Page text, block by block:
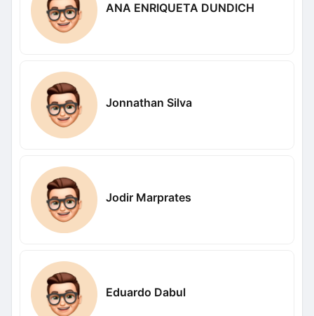
ANA ENRIQUETA DUNDICH
Jonnathan Silva
Jodir Marprates
Eduardo Dabul